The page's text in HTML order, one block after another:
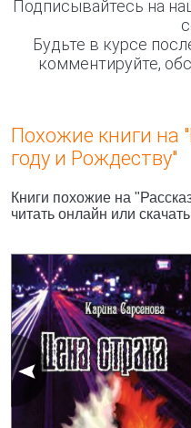
Подписывайтесь на
Будьте в курсе
комментируйте,
Похожие книги на
году и Рождеству"
Книги похожие на
читать онлайн или